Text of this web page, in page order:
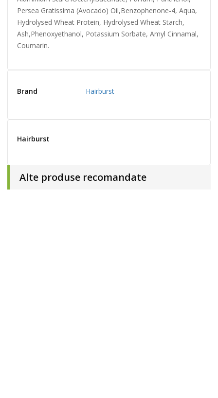
Persea Gratissima (Avocado) Oil,Benzophenone-4, Aqua,
Hydrolysed Wheat Protein, Hydrolysed Wheat Starch,
Ash,Phenoxyethanol, Potassium Sorbate, Amyl Cinnamal,
Coumarin.
Brand Hairburst
Hairburst
Alte produse recomandate